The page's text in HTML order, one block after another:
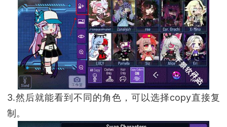
3.然后就能看到不同的角色，可以选择copy直接复
制。